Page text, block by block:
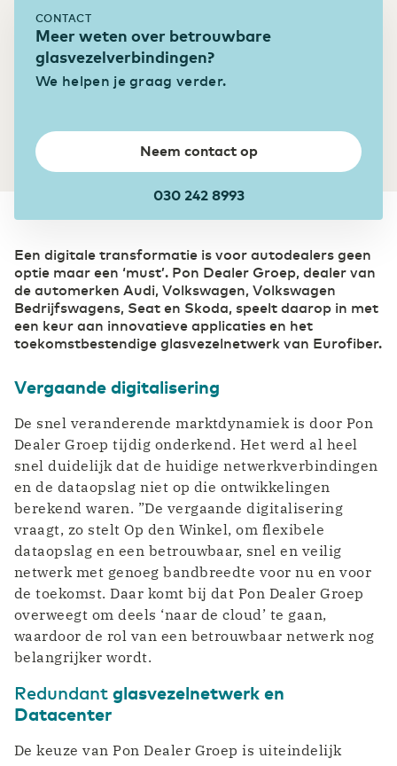
Onze Datacenters
Digitalisering biedt bouwsector extra kansen
Transport & Logistiek
CONTACT
Meer weten over betrouwbare
glasvezelverbindingen?
We helpen je graag verder.
Neem contact op
030 242 8993
Een digitale transformatie is voor autodealers geen
optie maar een ‘must’. Pon Dealer Groep, dealer van
de automerken Audi, Volkswagen, Volkswagen
Bedrijfswagens, Seat en Skoda, speelt daarop in met
een keur aan innovatieve applicaties en het
toekomstbestendige glasvezelnetwerk van Eurofiber.
Vergaande digitalisering
De snel veranderende marktdynamiek is door Pon
Dealer Groep tijdig onderkend. Het werd al heel
snel duidelijk dat de huidige netwerkverbindingen
en de dataopslag niet op die ontwikkelingen
berekend waren. ”De vergaande digitalisering
vraagt, zo stelt Op den Winkel, om flexibele
dataopslag en een betrouwbaar, snel en veilig
netwerk met genoeg bandbreedte voor nu en voor
de toekomst. Daar komt bij dat Pon Dealer Groep
overweegt om deels ‘naar de cloud’ te gaan,
waardoor de rol van een betrouwbaar netwerk nog
belangrijker wordt.
Redundantglasvezelnetwerk en
Datacenter
De keuze van Pon Dealer Groep is uiteindelijk